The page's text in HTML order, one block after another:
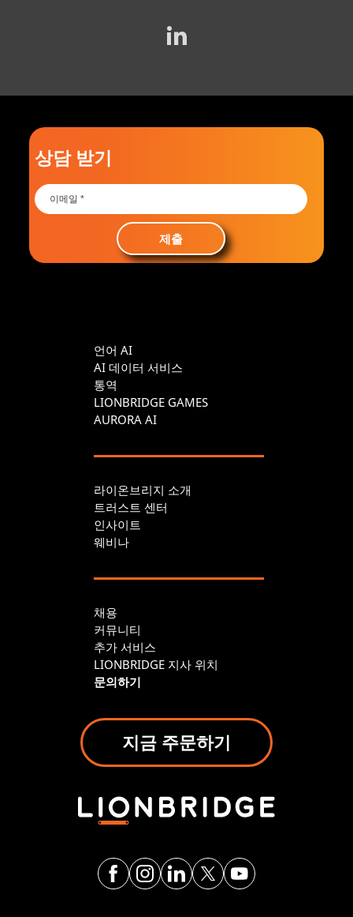
상담 받기
제출
언어 AI
AI 데이터 서비스
통역
LIONBRIDGE GAMES
AURORA AI
라이온브리지 소개
트러스트 센터
인사이트
웨비나
채용
커뮤니티
추가 서비스
LIONBRIDGE 지사 위치
문의하기
지금 주문하기